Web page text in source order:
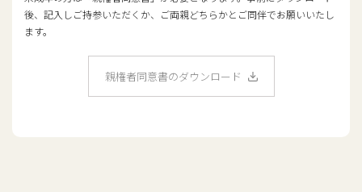
後、記入しご持参いただくか、ご両親どちらかとご同伴でお願いいたし
ます。
親権者同意書のダウンロード